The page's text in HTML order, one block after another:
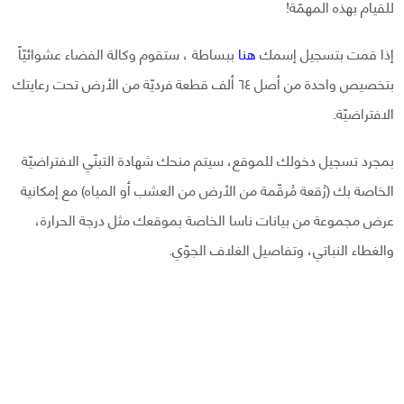
للقيام بهذه المهمّة!
إذا قمت بتسجيل إسمكهنا ببساطة ، ستقوم وكالة الفضاء عشوائيّاً
بتخصيص واحدة من أصل ٦٤ ألف قطعة فرديّة من الأرض تحت رعايتك
الافتراضيّة.
بمجرد تسجيل دخولك للموقع، سيتم منحك شهادة التبنّي الافتراضيّة
الخاصة بك (رُقعة مُرقّمة من الأرض من العشب أو المياه) مع إمكانية
عرض مجموعة من بيانات ناسا الخاصة بموقعك مثل درجة الحرارة،
والغطاء النباتي، وتفاصيل الغلاف الجوّي.